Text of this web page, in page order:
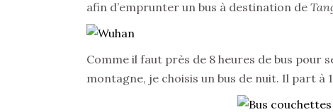
afin d’emprunter un bus à destination de
Comme il faut près de 8 heures de bus pour
montagne, je choisis un bus de nuit. Il part à